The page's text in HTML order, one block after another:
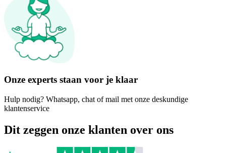
Onze experts staan voor je klaar
Hulp nodig? Whatsapp, chat of mail met onze deskundige
klantenservice
Dit zeggen onze klanten over ons